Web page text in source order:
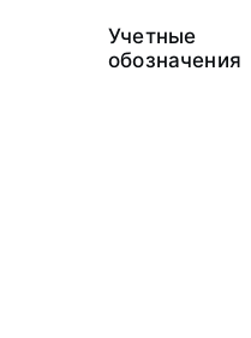
Учетные
обозначения